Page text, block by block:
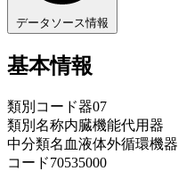
データソース情報
基本情報
類別コード器07
類別名称内臓機能代用器
中分類名 血液体外循環機器
コード70535000